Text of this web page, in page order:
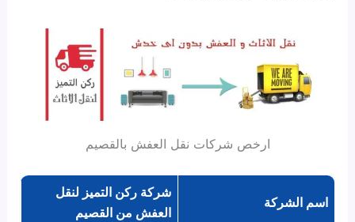
ارخص شركات نقل العفش بالقصيم
اسم الشركة
شركة ركن التميز لنقل
العفش منالقصيم